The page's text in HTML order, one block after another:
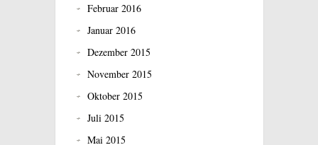
Februar 2016
Januar 2016
Dezember 2015
November 2015
Oktober 2015
Juli 2015
Mai 2015